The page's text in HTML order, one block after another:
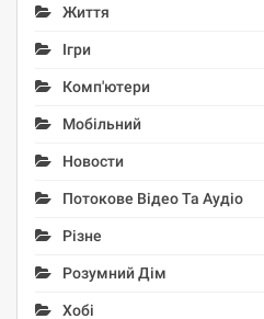
Життя
Ігри
Комп'ютери
Мобільний
Новости
Потокове Відео Та Аудіо
Різне
Розумний Дім
Хобі